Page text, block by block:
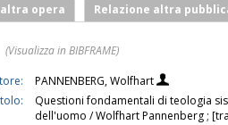
opera Relazione altra
(Visualizza in BIBFRAME)
PANNENBERG, Wolfhart
Questioni fondamentali di teologia
dell'uomo / Wolfhart Pannenberg ;